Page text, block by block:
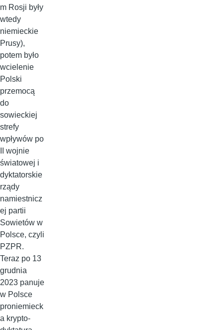
m Rosji były
wtedy
niemieckie
Prusy),
potem było
wcielenie
Polski
przemocą
do
sowieckiej
strefy
wpływów po
II wojnie
światowej i
dyktatorskie
rządy
namiestnicz
ej partii
Sowietów w
Polsce, czyli
PZPR.
Teraz po 13
grudnia
2023 panuje
w Polsce
proniemieck
a krypto-